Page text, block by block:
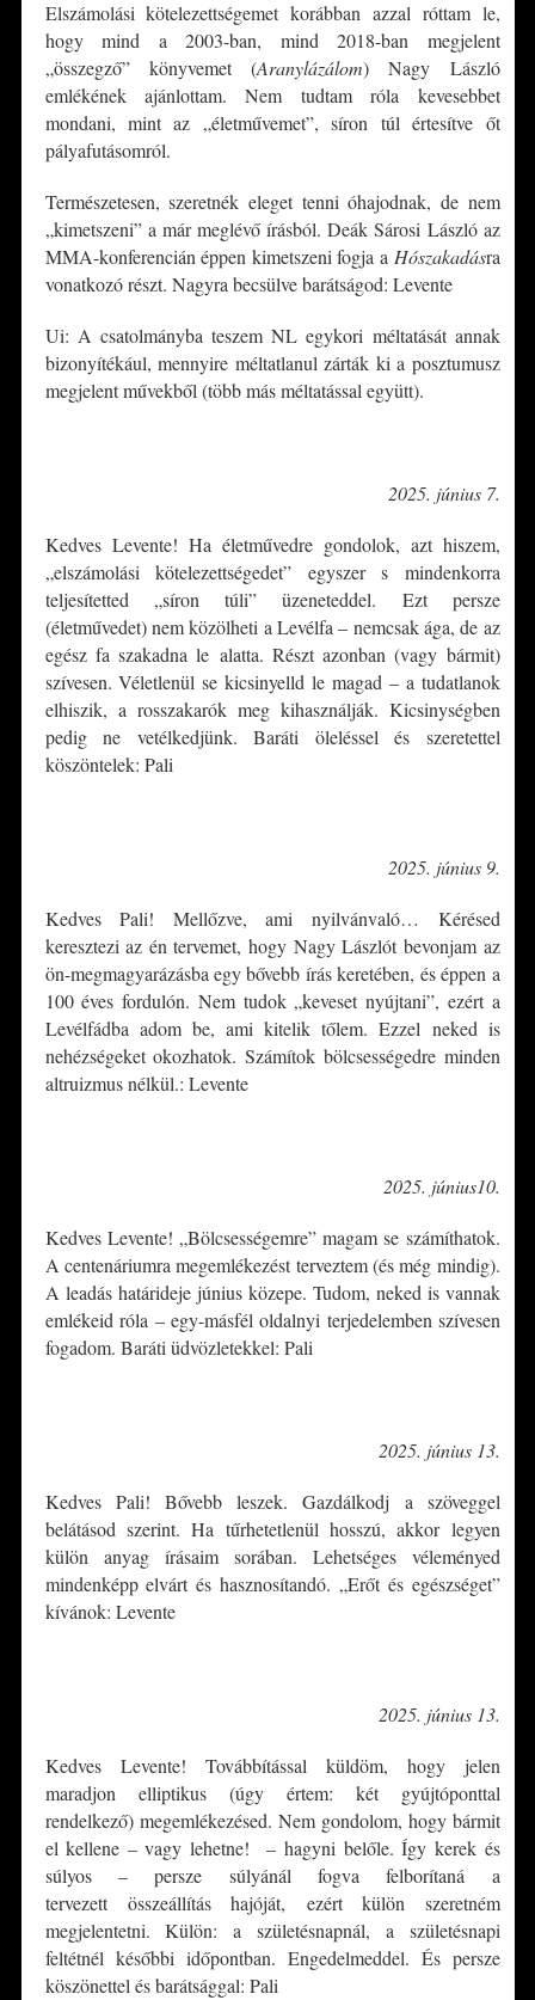
Elszámolási kötelezettségemet korábban azzal róttam le,
hogy mind a 2003-ban, mind 2018-ban megjelent
„összegző” könyvemet (Aranylázálom) Nagy László
emlékének ajánlottam. Nem tudtam róla kevesebbet
mondani, mint az „életművemet”, síron túl értesítve őt
pályafutásomról.
Természetesen, szeretnék eleget tenni óhajodnak, de nem
„kimetszeni” a már meglévő írásból. Deák Sárosi László az
MMA-konferencián éppen kimetszeni fogja a Hószakadásra
vonatkozó részt. Nagyra becsülve barátságod: Levente
Ui: A csatolmányba teszem NL egykori méltatását annak
bizonyítékául, mennyire méltatlanul zárták ki a posztumusz
megjelent művekből (több más méltatással együtt).
2025. június 7.
Kedves Levente! Ha életművedre gondolok, azt hiszem,
„elszámolási kötelezettségedet” egyszer s mindenkorra
teljesítetted „síron túli” üzeneteddel.
Ezt persze
(életművedet) nem közölheti a Levélfa – nemcsak ága, de az
egész fa szakadna le alatta. Részt azonban (vagy bármit)
szívesen. Véletlenül se kicsinyelld le magad – a tudatlanok
elhiszik, a rosszakarók meg kihasználják. Kicsinységben
pedig ne vetélkedjünk. Baráti öleléssel és szeretettel
köszöntelek: Pali
2025. június 9.
Kedves Pali! Mellőzve, ami nyilvánvaló… Kérésed
keresztezi az én tervemet, hogy Nagy Lászlót bevonjam az
ön-megmagyarázásba egy bővebb írás keretében, és éppen a
100 éves fordulón. Nem tudok „keveset nyújtani”, ezért a
Levélfádba adom be, ami kitelik tőlem. Ezzel neked is
nehézségeket okozhatok. Számítok bölcsességedre minden
altruizmus nélkül.: Levente
2025. június10.
Kedves Levente! „Bölcsességemre” magam se számíthatok.
A centenáriumra megemlékezést terveztem (és még mindig).
A leadás határideje június közepe. Tudom, neked is vannak
emlékeid róla – egy-másfél oldalnyi terjedelemben szívesen
fogadom. Baráti üdvözletekkel: Pali
2025. június 13.
Kedves Pali! Bővebb leszek. Gazdálkodj a szöveggel
belátásod szerint. Ha tűrhetetlenül hosszú, akkor legyen
külön anyag írásaim sorában. Lehetséges véleményed
mindenképp elvárt és hasznosítandó. „Erőt és egészséget”
kívánok: Levente
2025. június 13.
Kedves Levente! Továbbítással küldöm, hogy jelen
maradjon elliptikus (úgy értem: két gyújtóponttal
rendelkező) megemlékezésed. Nem gondolom, hogy bármit
el kellene – vagy lehetne! – hagyni belőle. Így kerek és
súlyos – persze súlyánál fogva felborítaná a
tervezett összeállítás hajóját, ezért külön szeretném
megjelentetni. Külön: a születésnapnál, a születésnapi
feltétnél későbbi időpontban. Engedelmeddel. És persze
köszönettel és barátsággal: Pali